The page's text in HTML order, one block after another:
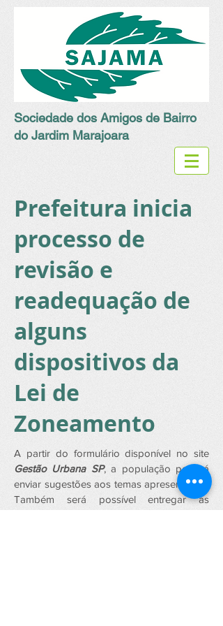
Sociedade dos Amigos de Bairro
do Jardim Marajoara
Prefeitura inicia
processo de
revisão e
readequação de
alguns
dispositivos da
Lei de
Zoneamento
A partir do formulário disponível no site
Gestão Urbana SP, a população poderá
enviar sugestões aos temas apresentados.
Também será possível entregar as